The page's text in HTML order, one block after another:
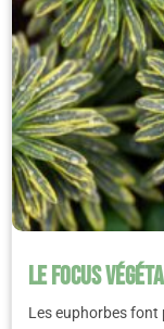
Le Focus
Les euphorbes font